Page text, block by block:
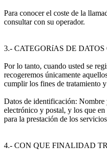
Para conocer el coste de la
consultar con su operador.
3.- CATEGORíAS DE
Por lo tanto, cuando usted se
recogeremos únicamente
cumplir los fines de tratamiento
Datos de identificación:
electrónico y postal, y los que en
para la prestación de los
4.- CON QUE FINALIDAD